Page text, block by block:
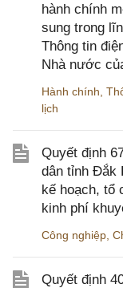
hành chính
sung trong
Thông tin
Nhà nước
Hành chính
lịch
Quyết định
dân tỉnh Đắk
kế hoạch, tổ
kinh phí
Công nghiệp
Quyết định